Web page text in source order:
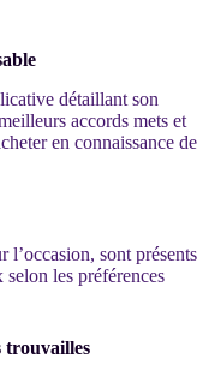
détaillant son
accords mets et
en connaissance de
l’occasion, sont présents
les préférences
trouvailles